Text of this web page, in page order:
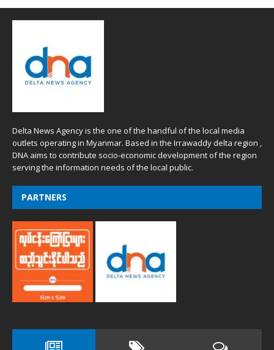
Delta News Agency is the one of the handful of the local media
outlets operating in Myanmar. Based in the Irrawaddy delta region ,
DNA aims to contribute socio-economic development of the region
serving the information needs of the local public.
PARTNERS